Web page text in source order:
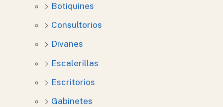
Botiquines
Consultorios
Divanes
Escalerillas
Escritorios
Gabinetes